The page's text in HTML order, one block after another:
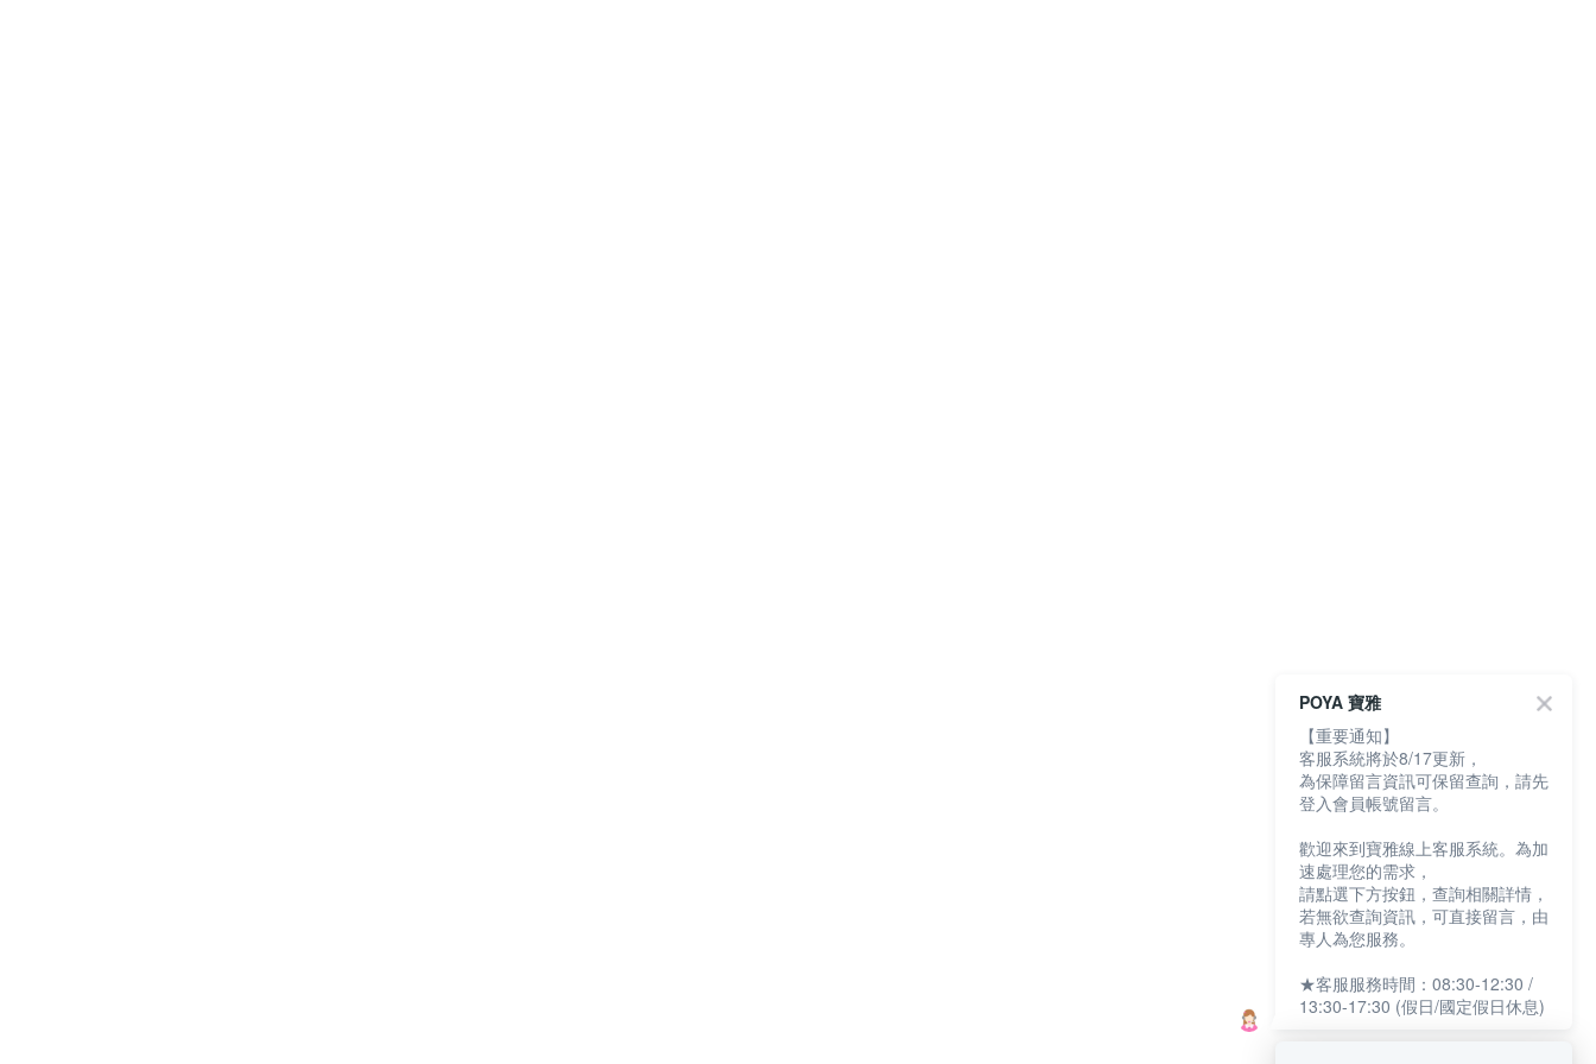
POYA 寶雅
【重要通知】
客服系統將於8/17更新，
為保障留言資訊可保留查詢，請先
登入會員帳號留言。
歡迎來到寶雅線上客服系統。為加
速處理您的需求，
請點選下方按鈕，查詢相關詳情，
若無欲查詢資訊，可直接留言，由
專人為您服務。
★客服服務時間：08:30-12:30 /
13:30-17:30 (假日/國定假日休息)